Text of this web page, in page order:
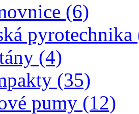
(6)
pyrotechnika
(4)
(35)
pumy (12)